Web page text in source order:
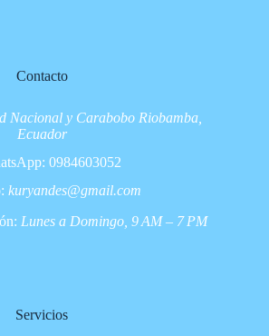
Contacto
Nacional y Carabobo Riobamba,
Ecuador
0984603052
kuryandes@gmail.com
Lunes a Domingo, 9 AM – 7 PM
Servicios